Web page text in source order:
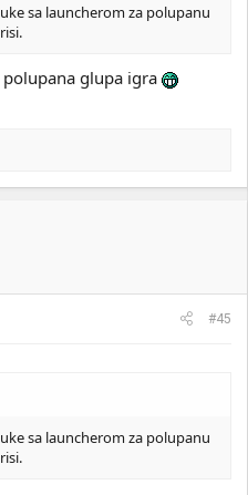
sa launcherom za polupanu
glupa igra
#45
sa launcherom za polupanu